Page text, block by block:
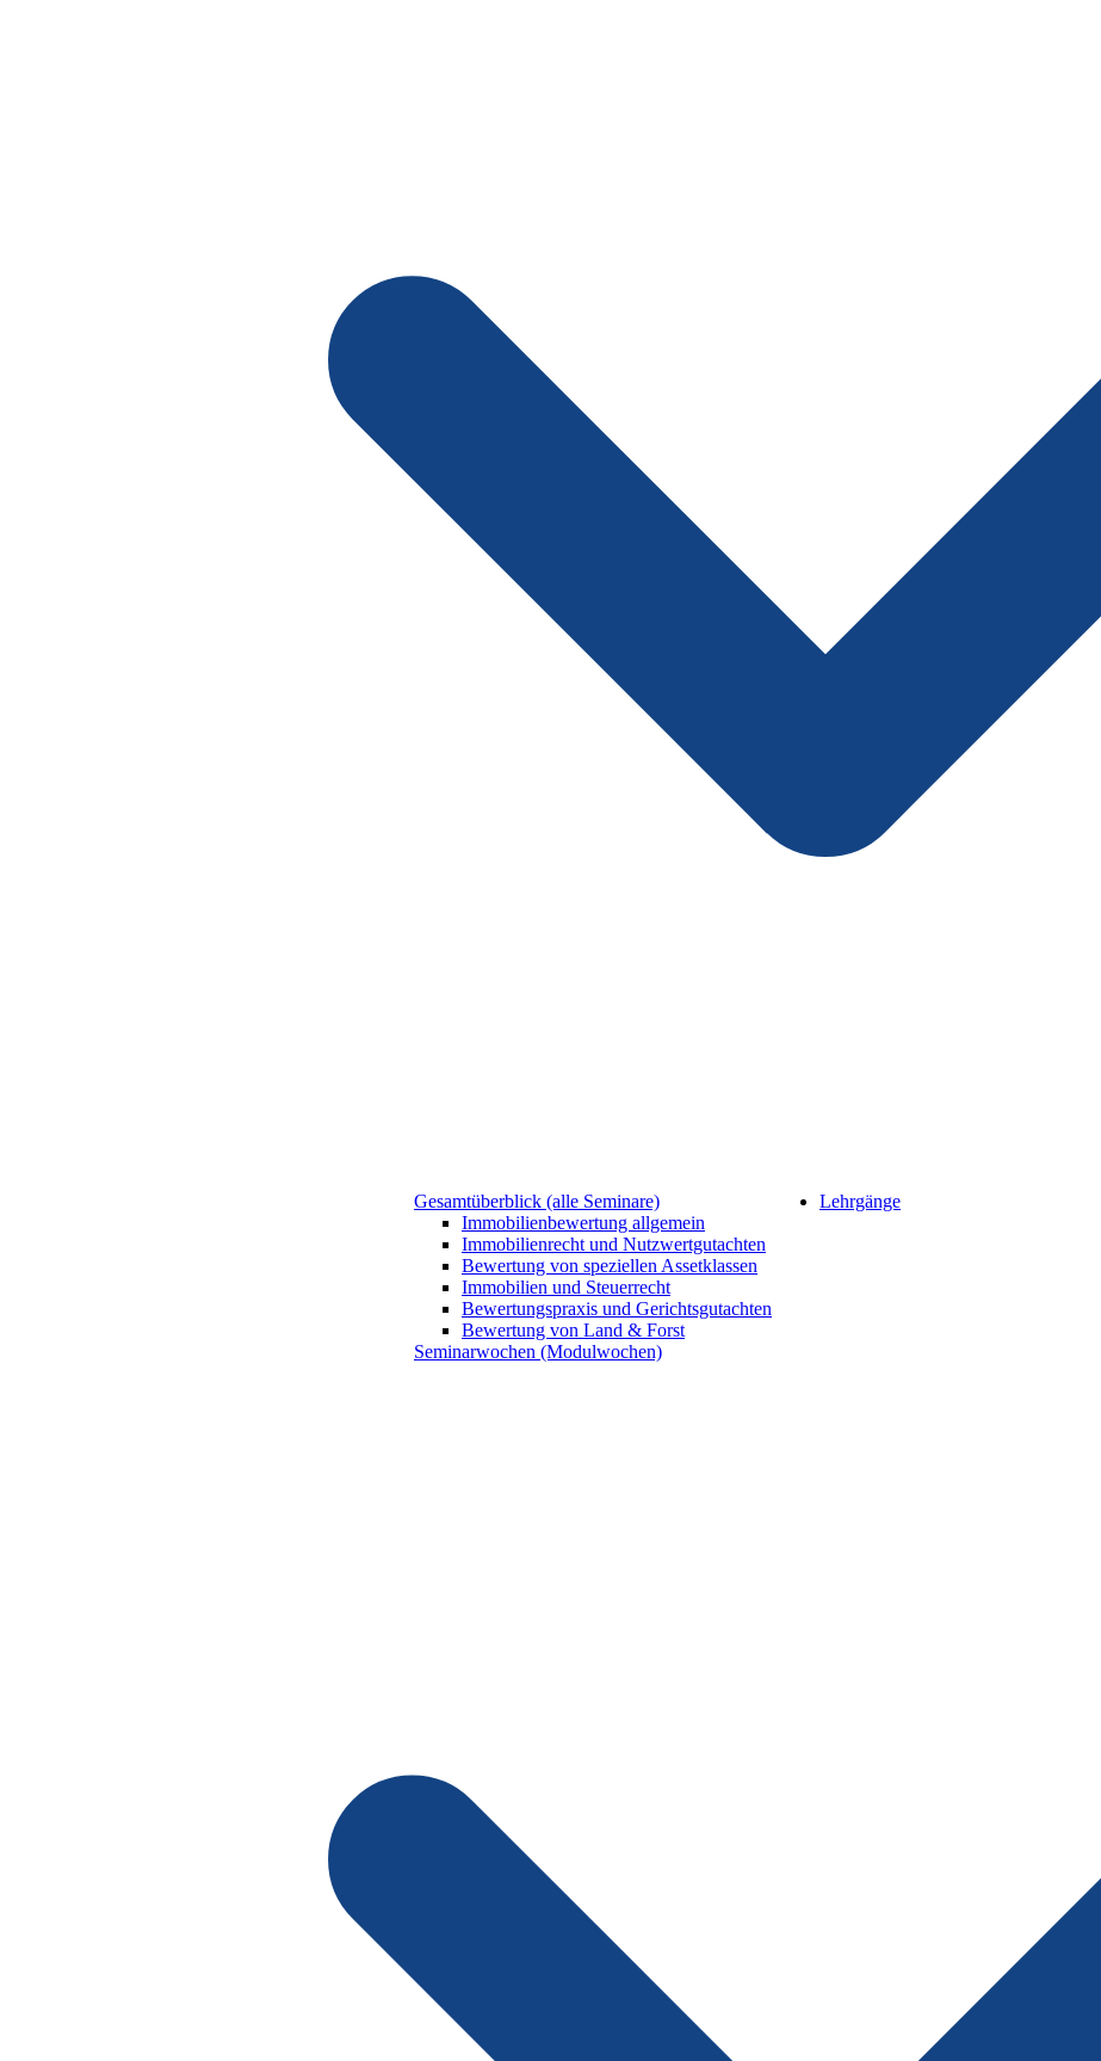
Gesamtüberblick (alle Seminare)
Immobilienbewertung allgemein
Immobilienrecht und Nutzwertgutachten
Bewertung von speziellen Assetklassen
Immobilien und Steuerrecht
Bewertungspraxis und Gerichtsgutachten
Bewertung von Land & Forst
Seminarwochen (Modulwochen)
Lehrgänge